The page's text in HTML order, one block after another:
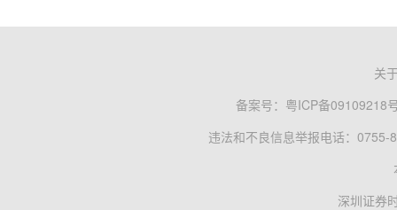
关
备案号： 粤ICP备09109218
违法和不良信息举报电话：0755-
深圳证券